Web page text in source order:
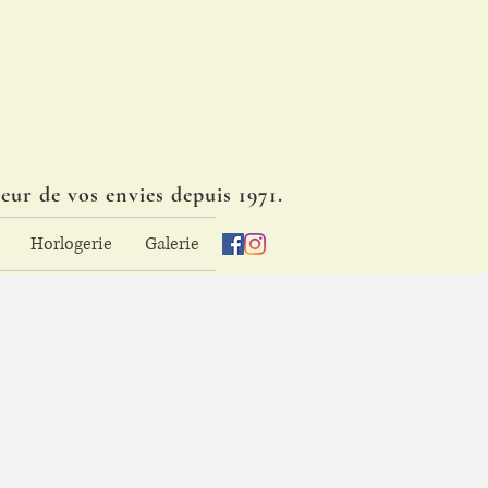
de vos envies depuis 1971.
Horlogerie Galerie